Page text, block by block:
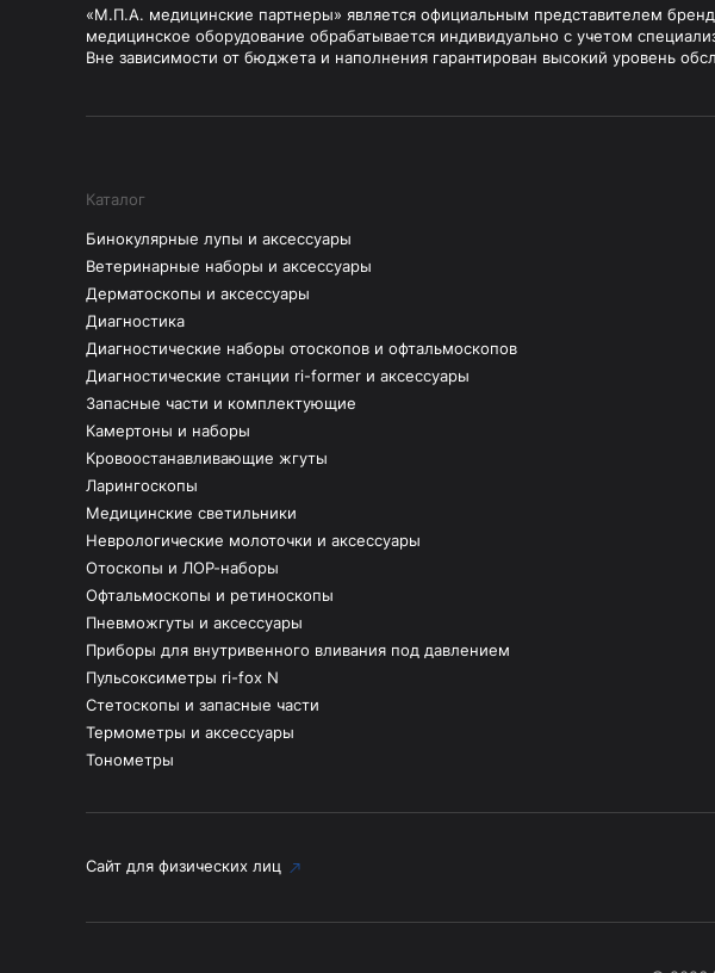
«М.П.А. медицинские партнеры» является официальным представителем
медицинское оборудование обрабатывается индивидуально с учетом
Вне зависимости от бюджета и наполнения гарантирован высокий уровень
Каталог
Бинокулярные лупы и аксессуары
Ветеринарные наборы и аксессуары
Дерматоскопы и аксессуары
Диагностика
Диагностические наборы отоскопов и офтальмоскопов
Диагностические станции ri-former и аксессуары
Запасные части и комплектующие
Камертоны и наборы
Кровоостанавливающие жгуты
Ларингоскопы
Медицинские светильники
Неврологические молоточки и аксессуары
Отоскопы и ЛОР-наборы
Офтальмоскопы и ретиноскопы
Пневможгуты и аксессуары
Приборы для внутривенного вливания под давлением
Пульсоксиметры ri-fox N
Стетоскопы и запасные части
Термометры и аксессуары
Тонометры
Сайт для физических лиц